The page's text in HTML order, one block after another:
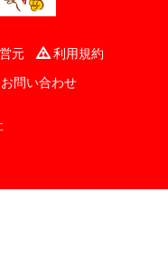
元
利用規約
お問い合わせ